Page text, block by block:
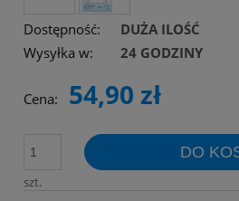
Dostępność:
DUŻA ILOŚĆ
Wysyłka w:
24 GODZINY
Cena: 54,90 zł
szt.
DO